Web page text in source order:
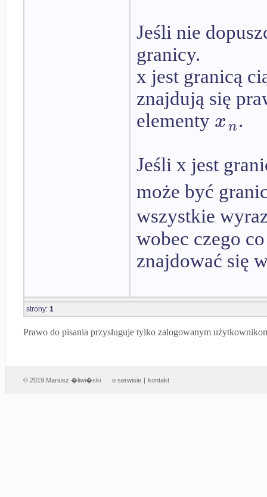
Jeśli nie
granicy.
x jest granicą
znajdują się
elementy xn.
Jeśli x jest
może być
wszystkie
wobec czego
znajdować się
strony: 1
Prawo do pisania przysługuje tylko zalogowanym
© 2019 Mariusz �liwi�ski o serwisie | kontakt